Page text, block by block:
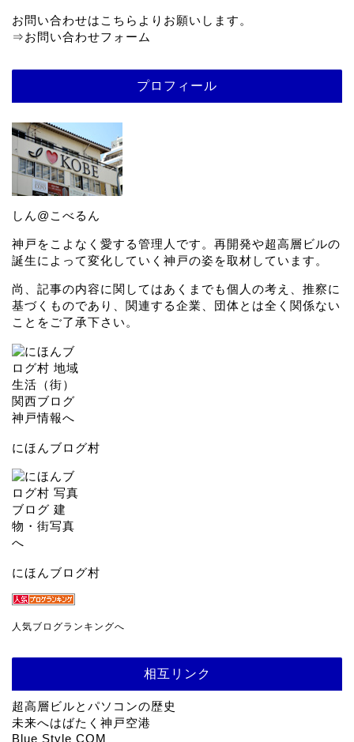
お問い合わせはこちらよりお願いします。
⇒お問い合わせフォーム
プロフィール
しん@こべるん
神戸をこよなく愛する管理人です。再開発や超高層ビルの
誕生によって変化していく神戸の姿を取材しています。
尚、記事の内容に関してはあくまでも個人の考え、推察に
基づくものであり、関連する企業、団体とは全く関係ない
ことをご了承下さい。
にほんブログ村
にほんブログ村
人気ブログランキングへ
相互リンク
超高層ビルとパソコンの歴史
未来へはばたく神戸空港
Blue Style COM